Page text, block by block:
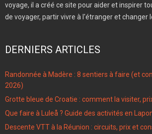
voyage, il a créé ce site pour aider et inspirer
de voyager, partir vivre à l'étranger et changer
DERNIERS ARTICLES
Randonnée à Madère : 8 sentiers à faire (et
2026)
Grotte bleue de Croatie : comment la visiter,
Que faire à Luleå ? Guide des activités en
Descente VTT à la Réunion : circuits, prix et